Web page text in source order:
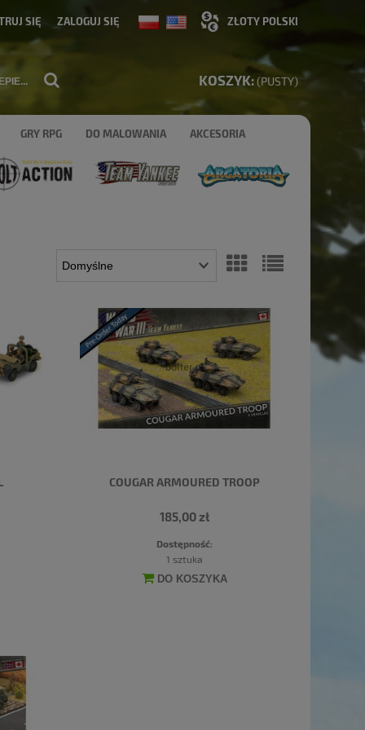
SIĘ ZALOGUJ SIĘ
KOSZYK:(PUSTY)
GRY RPG DO MALOWANIA AKCESORIA
COUGAR ARMOURED TROOP
185,00 zł
Dostępność:
1 sztuka
DO KOSZYKA